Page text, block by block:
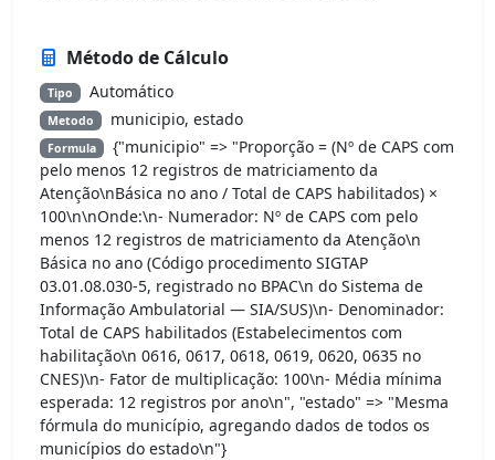
Método de Cálculo
Tipo Automático
Metodo municipio, estado
Formula
{"municipio" => "Proporção = (Nº de CAPS com
pelo menos 12 registros de matriciamento da
Atenção\nBásica no ano / Total de CAPS habilitados) ×
100\n\nOnde:\n- Numerador: Nº de CAPS com pelo
menos 12 registros de matriciamento da Atenção\n
Básica no ano (Código procedimento SIGTAP
03.01.08.030-5, registrado no BPAC\n do Sistema de
Informação Ambulatorial — SIA/SUS)\n- Denominador:
Total de CAPS habilitados (Estabelecimentos com
habilitação\n 0616, 0617, 0618, 0619, 0620, 0635 no
CNES)\n- Fator de multiplicação: 100\n- Média mínima
esperada: 12 registros por ano\n", "estado" => "Mesma
fórmula do município, agregando dados de todos os
municípios do estado\n"}